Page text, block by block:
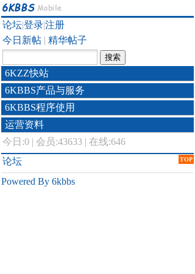
论坛|登录|注册
今日新帖 | 精华帖子
6KZZ快站
6KBBS产品与服务
6KBBS程序使用
运营资料
今日:0 | 会员:43633 | 在线:646
TOP
论坛
Powered By 6kbbs